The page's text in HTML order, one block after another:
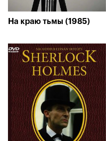
На краю тьмы (1985)